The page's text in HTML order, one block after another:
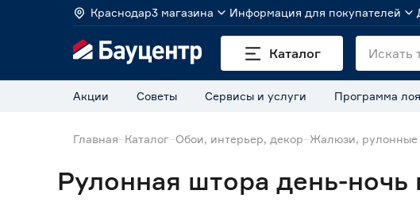
Краснодар3 магазина Информация для покупателей
Каталог
Акции Советы Сервисы и услуги Программа
Главная Каталог Обои, интерьер, декор Жалюзи,
Рулонная штора день-